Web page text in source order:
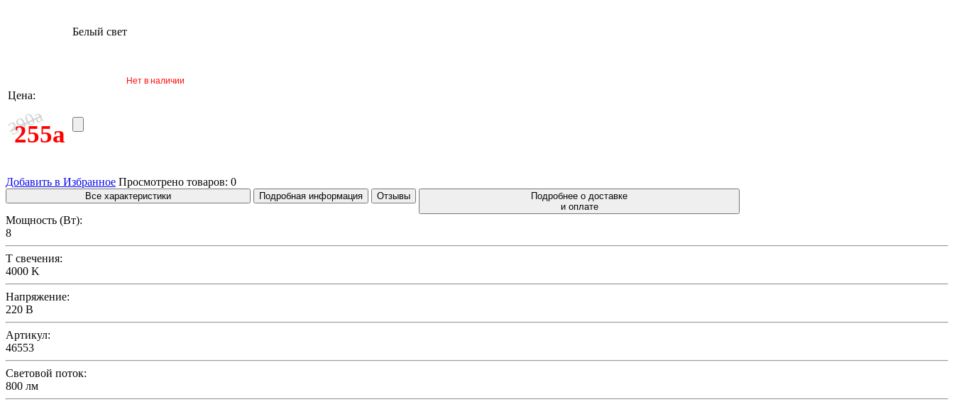
Белый свет
Цена:
390
a
255a
Нет в наличии
Добавить в Избранное Просмотрено товаров: 0
Все характеристики Подробная информация Отзывы
Подробнее о доставке
и оплате
Мощность (Вт):
8
T свечения:
4000 K
Напряжение:
220 В
Артикул:
46553
Световой поток:
800 лм